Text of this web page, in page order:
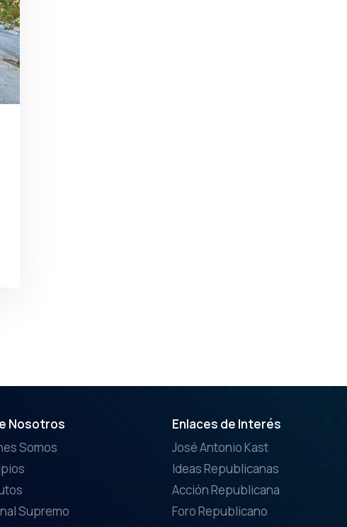
Nosotros
Somos
Supremo
Enlaces de Interés
José Antonio Kast
Ideas Republicanas
Acción Republicana
Foro Republicano